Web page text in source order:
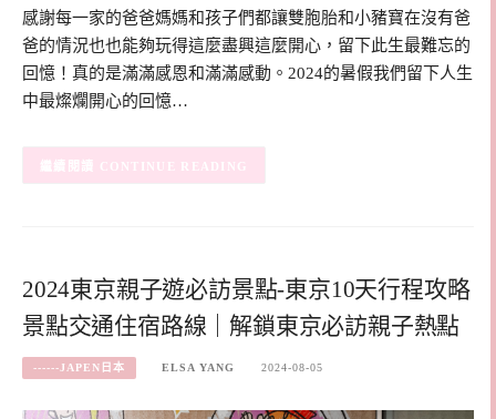
感謝每一家的爸爸媽媽和孩子們都讓雙胞胎和小豬寶在沒有爸
爸的情況也也能夠玩得這麼盡興這麼開心，留下此生最難忘的
回憶！真的是滿滿感恩和滿滿感動。2024的暑假我們留下人生
中最燦爛開心的回憶…
CONTINUE READING
2024東京親子遊必訪景點-東京10天行程攻略
景點交通住宿路線｜解鎖東京必訪親子熱點
------JAPEN日本 ELSA YANG 2024-08-05